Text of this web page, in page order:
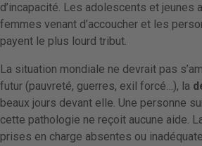
d’incapacité. Les adolescents et jeunes
femmes venant d’accoucher et les
payent le plus lourd tribut.
La situation mondiale ne devrait pas
futur (pauvreté, guerres, exil forcé…), la
beaux jours devant elle. Une personne
cette pathologie ne reçoit aucune aide.
prises en charge absentes ou